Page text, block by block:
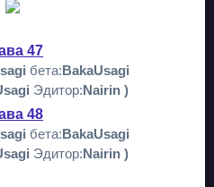
47
бета:BakaUsagi
Эдитор:Nairin )
48
бета:BakaUsagi
Эдитор:Nairin )